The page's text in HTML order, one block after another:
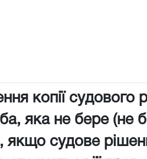
копії судового
яка не бере (не
якщо судове